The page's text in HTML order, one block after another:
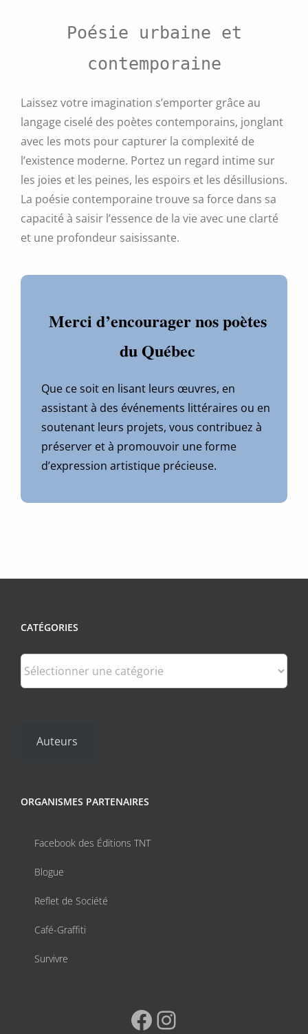
Poésie urbaine et
contemporaine
Laissez votre imagination s’emporter grâce au
langage ciselé des poètes contemporains, jonglant
avec les mots pour capturer la complexité de
l’existence moderne. Portez un regard intime sur
les joies et les peines, les espoirs et les désillusions.
La poésie contemporaine trouve sa force dans sa
capacité à saisir l’essence de la vie avec une clarté
et une profondeur saisissante.
Merci d’encourager nos poètes
du Québec
Que ce soit en lisant leurs œuvres, en
assistant à des événements littéraires ou en
soutenant leurs projets, vous contribuez à
préserver et à promouvoir une forme
d’expression artistique précieuse.
CATÉGORIES
Catégories
Auteurs
ORGANISMES PARTENAIRES
Facebook des Éditions TNT
Blogue
Reflet de Société
Café-Graffiti
Survivre
Facebook